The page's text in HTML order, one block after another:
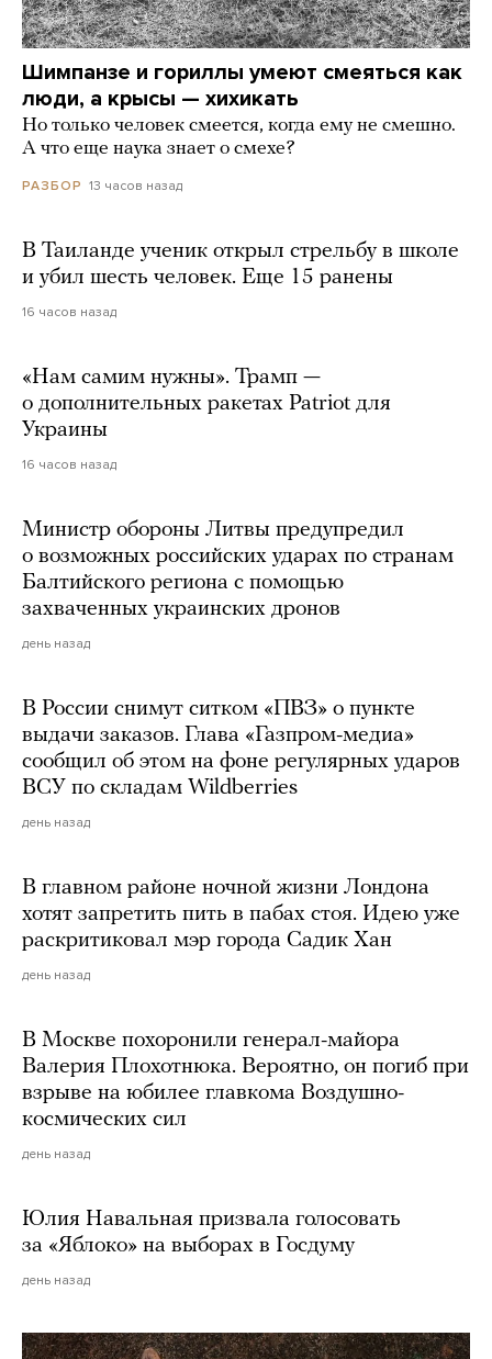
Шимпанзе и гориллы умеют смеяться как
люди, а крысы — хихикать
Но только человек смеется, когда ему не смешно.
А что еще наука знает о смехе?
РАЗБОР 13 часов назад
В Таиланде ученик открыл стрельбу в школе
и убил шесть человек. Еще 15 ранены
16 часов назад
«Нам самим нужны». Трамп —
о дополнительных ракетах Patriot для
Украины
16 часов назад
Министр обороны Литвы предупредил
о возможных российских ударах по странам
Балтийского региона с помощью
захваченных украинских дронов
день назад
В России снимут ситком «ПВЗ» о пункте
выдачи заказов. Глава «Газпром-медиа»
сообщил об этом на фоне регулярных ударов
ВСУ по складам Wildberries
день назад
В главном районе ночной жизни Лондона
хотят запретить пить в пабах стоя. Идею уже
раскритиковал мэр города Садик Хан
день назад
В Москве похоронили генерал-майора
Валерия Плохотнюка. Вероятно, он погиб при
взрыве на юбилее главкома Воздушно-
космических сил
день назад
Юлия Навальная призвала голосовать
за «Яблоко» на выборах в Госдуму
день назад